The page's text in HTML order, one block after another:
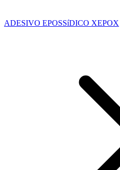
ADESIVO EPOSSíDICO XEPOX